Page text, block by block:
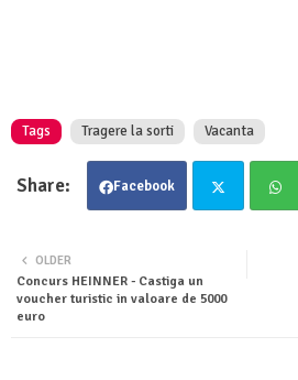
Tags Tragere la sorti Vacanta
Facebook
OLDER
Concurs HEINNER - Castiga un
voucher turistic in valoare de 5000
euro